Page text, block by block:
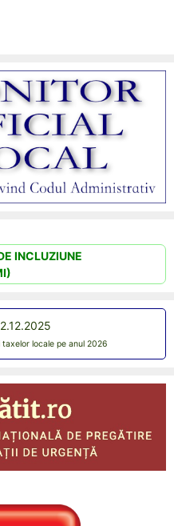
INCLUZIUNE
locale pe anul 2026